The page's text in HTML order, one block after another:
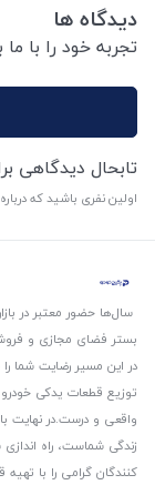
دیدگاه ها
تجربه خود را با
تابحال دیدگاهی
اولین نفری باشید که
سال‌ها حضور معتبر در
بستر فضای مجازی و
در این مسیر رضایت شما
توزیع قطعات یدکی
واقعی و درست.در نهایت
زندگی شماست، راه
کنندگان گرامی را با